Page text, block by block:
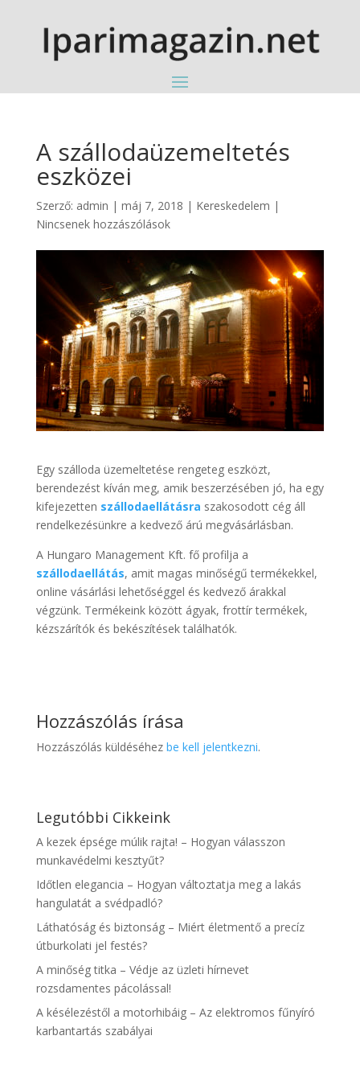
A szállodaüzemeltetés
eszközei
Szerző: admin | máj 7, 2018 | Kereskedelem |
Nincsenek hozzászólások
Egy szálloda üzemeltetése rengeteg eszközt,
berendezést kíván meg, amik beszerzésében jó, ha egy
kifejezetten szállodaellátásra szakosodott cég áll
rendelkezésünkre a kedvező árú megvásárlásban.
A Hungaro Management Kft. fő profilja a
szállodaellátás, amit magas minőségű termékekkel,
online vásárlási lehetőséggel és kedvező árakkal
végzünk. Termékeink között ágyak, frottír termékek,
kézszárítók és bekészítések találhatók.
Hozzászólás írása
Hozzászólás küldéséhez be kell jelentkezni.
Legutóbbi Cikkeink
A kezek épsége múlik rajta! – Hogyan válasszon
munkavédelmi kesztyűt?
Időtlen elegancia – Hogyan változtatja meg a lakás
hangulatát a svédpadló?
Láthatóság és biztonság – Miért életmentő a precíz
útburkolati jel festés?
A minőség titka – Védje az üzleti hírnevet
rozsdamentes pácolással!
A késélezéstől a motorhibáig – Az elektromos fűnyíró
karbantartás szabályai